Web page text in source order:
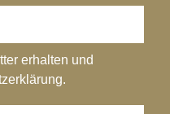
erhalten und